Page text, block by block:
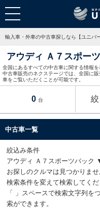
輸入車・外車の中古車探しなら【ユニバー
アウディ Ａ７スポー
全国にあるすべての中古車に関する情報を
中古車販売のネクステージでは、全国に
車をご覧いただくことが可能です。
0 台
中古車一覧
絞込み条件
アウディ Ａ７スポーツバック
お探しのクルマは見つかりませ
検索条件を変えて検索してくだ
「 」スペースで検索文字列を
索ができます。